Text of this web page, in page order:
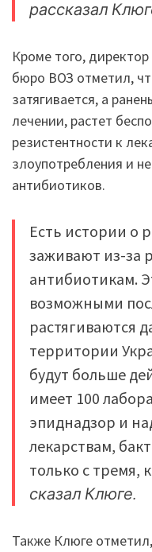
рассказал
Кроме того,
бюро ВОЗ отметил,
затягивается, а
лечении, растет
резистентности к
злоупотребления и
антибиотиков.
Есть истории о
заживают из-за
антибиотикам.
возможными
растягиваются
территории
будут больше
имеет 100
эпиднадзор и
лекарствам,
только с тремя,
сказал Клюге.
Также Клюге